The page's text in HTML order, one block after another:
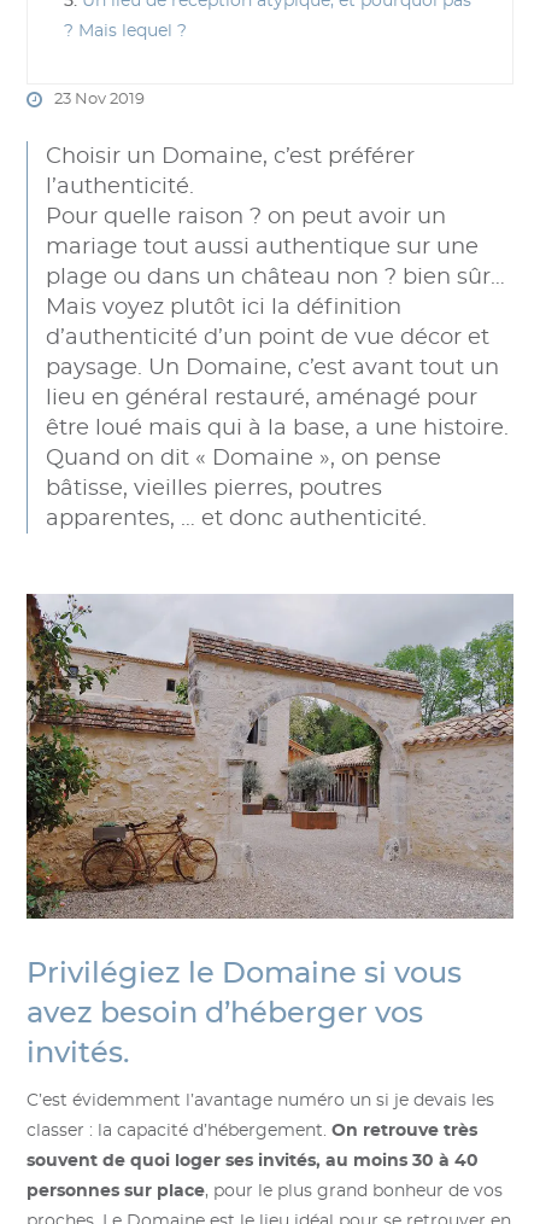
? Mais lequel ?
23 Nov 2019
Choisir un Domaine, c’est préférer
l’authenticité.
Pour quelle raison ? on peut avoir un
mariage tout aussi authentique sur une
plage ou dans un château non ? bien sûr…
Mais voyez plutôt ici la définition
d’authenticité d’un point de vue décor et
paysage. Un Domaine, c’est avant tout un
lieu en général restauré, aménagé pour
être loué mais qui à la base, a une histoire.
Quand on dit « Domaine », on pense
bâtisse, vieilles pierres, poutres
apparentes, … et donc authenticité.
Privilégiez le Domaine si vous
avez besoin d’héberger vos
invités.
C’est évidemment l’avantage numéro un si je devais les
classer : la capacité d’hébergement.On retrouve très
souvent de quoi loger ses invités, au moins 30 à 40
personnes sur place, pour le plus grand bonheur de vos